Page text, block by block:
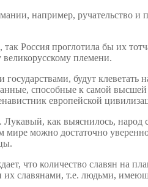
например, ручательство и
Россия проглотила бы их
племени.
будут клеветать
способные к самой
европейской
как выяснилось, народ
можно достаточно уверенно
что количество славян на
их славянами, т.е. людьми,